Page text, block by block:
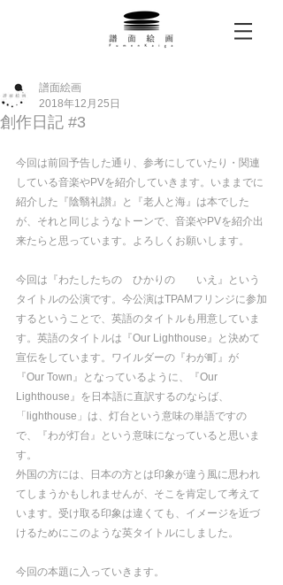
創作日記 #3
譜面絵画
2018年12月25日
今回は前回予告した通り、参考にしていたり・関連
している音楽やPVを紹介していきます。いままでに
紹介した『陰翳礼讃』と『老人と海』は本でした
が、それと同じようなトーンで、音楽やPVを紹介出
来たらと思っています。よろしくお願いします。
今回は『わたしたちの　ひかりの　　いえ』という
タイトルの公演です。今公演はTPAMフリンジに参加
するということで、英語のタイトルも用意していま
す。英語のタイトルは『Our Lighthouse』と決めて
宣伝をしています。ワイルダーの『わが町』が
『Our Town』となっているように、『Our
Lighthouse』を日本語に直訳するのならば、
「lighthouse」は、灯台という意味の単語ですの
で、『わが灯台』という意味になっていると思いま
す。
外国の方には、日本の方とは印象が違う風に思われ
てしまうかもしれませんが、そこを肯定して考えて
います。受け取る印象は違くても、イメージを近づ
けるためにこのような英タイトルにしました。
今回の本題に入っていきます。